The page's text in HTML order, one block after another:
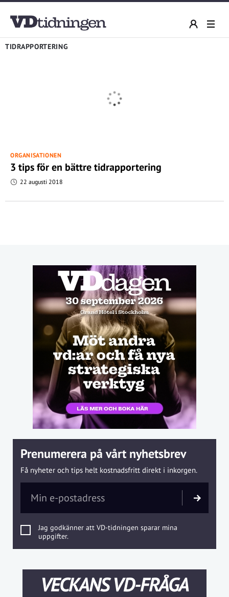
TIDRAPPORTERING
ORGANISATIONEN
3 tips för en bättre tidrapportering
22 augusti 2018
Prenumerera på vårt nyhetsbrev
Få nyheter och tips helt kostnadsfritt direkt i inkorgen.
Jag godkänner att VD-tidningen sparar mina
uppgifter.
VECKANS VD-FRÅGA